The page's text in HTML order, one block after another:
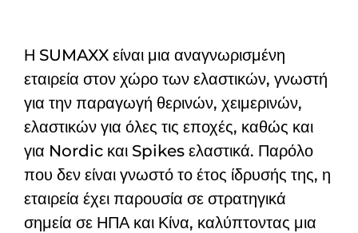
Η SUMAXX είναι μια αναγνωρισμένη
εταιρεία στον χώρο των ελαστικών, γνωστή
για την παραγωγή θερινών, χειμερινών,
ελαστικών για όλες τις εποχές, καθώς και
για Nordic και Spikes ελαστικά. Παρόλο
που δεν είναι γνωστό το έτος ίδρυσής της, η
εταιρεία έχει παρουσία σε στρατηγικά
σημεία σε ΗΠΑ και Κίνα, καλύπτοντας μια